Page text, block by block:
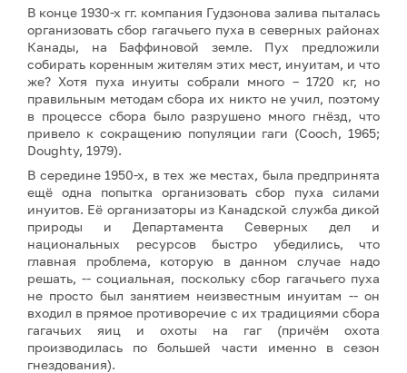
В конце 1930-х гг. компания Гудзонова залива пыталась
организовать сбор гагачьего пуха в северных районах
Канады, на Баффиновой земле. Пух предложили
собирать коренным жителям этих мест, инуитам, и что
же? Хотя пуха инуиты собрали много – 1720 кг, но
правильным методам сбора их никто не учил, поэтому
в процессе сбора было разрушено много гнёзд, что
привело к сокращению популяции гаги (Cooch, 1965;
Doughty, 1979).
В середине 1950-х, в тех же местах, была предпринята
ещё одна попытка организовать сбор пуха силами
инуитов. Её организаторы из Канадской служба дикой
природы и Департамента Северных дел и
национальных ресурсов быстро убедились, что
главная проблема, которую в данном случае надо
решать, -- социальная, поскольку сбор гагачьего пуха
не просто был занятием неизвестным инуитам -- он
входил в прямое противоречие с их традициями сбора
гагачьих яиц и охоты на гаг (причём охота
производилась по большей части именно в сезон
гнездования).